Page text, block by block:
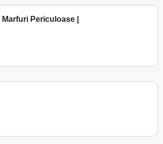
Periculoase |